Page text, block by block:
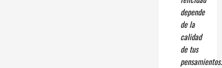
depende
de la
calidad
de tus